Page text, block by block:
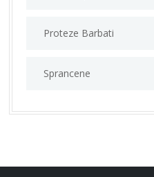
Proteze Barbati
Sprancene